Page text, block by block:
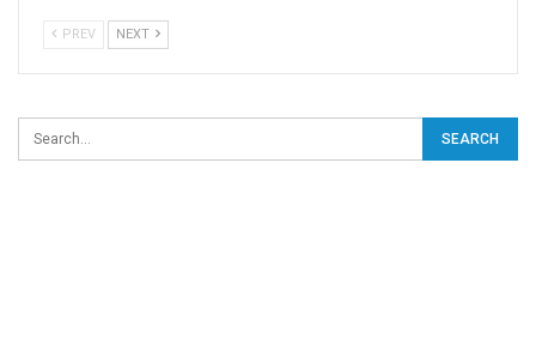
PREV NEXT